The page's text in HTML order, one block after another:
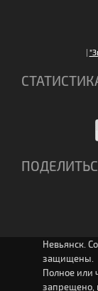
|
Невьянск.
защищены.
Полное или
запрещено,